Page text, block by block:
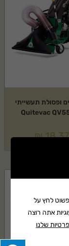
ופסולת תעשייתי
Quitevac
₪
לחץ על
אתה רוצה
שלנו